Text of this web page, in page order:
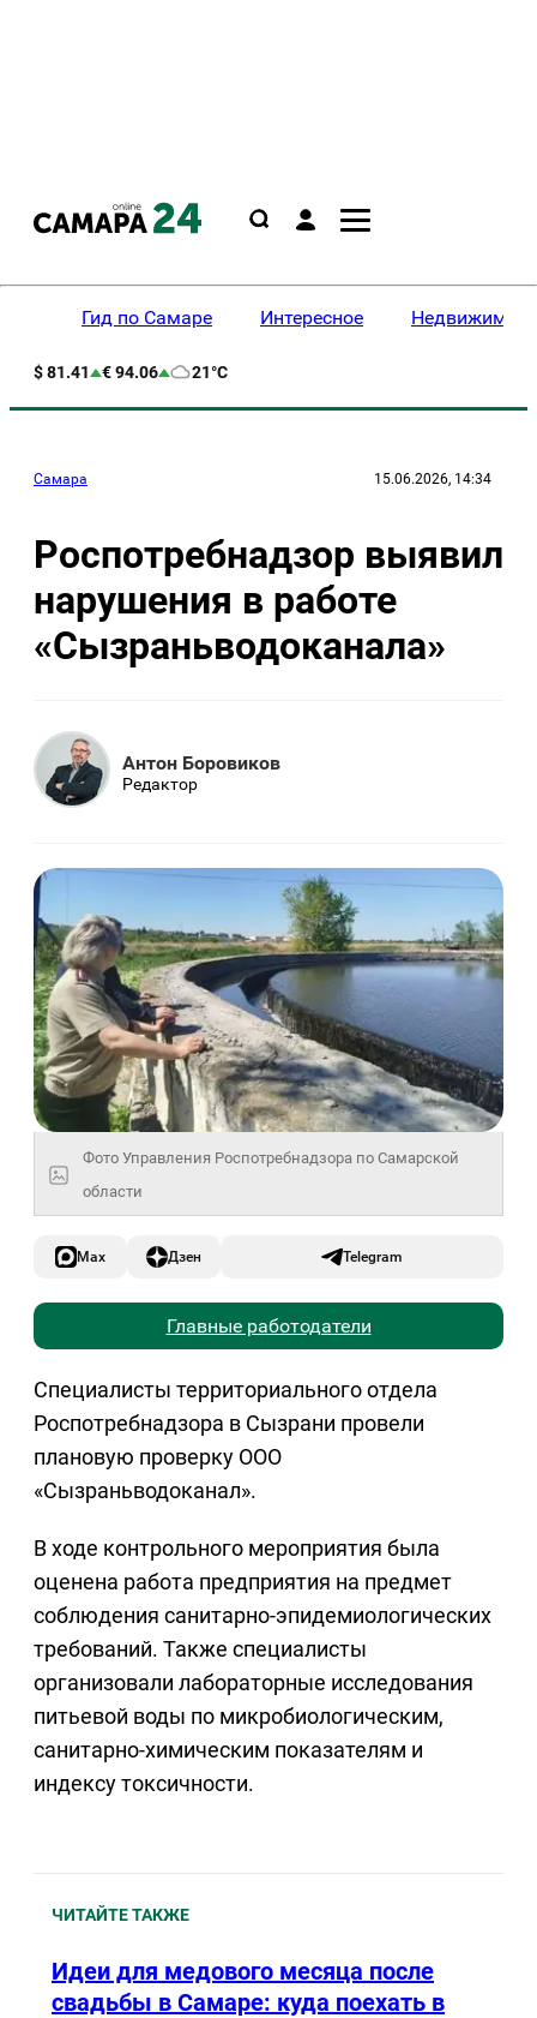
Гид по Самаре Интересное
$ 81.41 € 94.06 21°C
Самара 15.06.2026, 14:34
Роспотребнадзор выявил
нарушения в работе
«Сызраньводоканала»
Антон Боровиков
Редактор
Фото Управления Роспотребнадзора по Самарской
области
Max Дзен Telegram
Главные работодатели
Специалисты территориального отдела
Роспотребнадзора в Сызрани провели
плановую проверку ООО
«Сызраньводоканал».
В ходе контрольного мероприятия была
оценена работа предприятия на предмет
соблюдения санитарно-эпидемиологических
требований. Также специалисты
организовали лабораторные исследования
питьевой воды по микробиологическим,
санитарно-химическим показателям и
индексу токсичности.
ЧИТАЙТЕ ТАКЖЕ
Идеи для медового месяца после
свадьбы в Самаре: куда поехать в